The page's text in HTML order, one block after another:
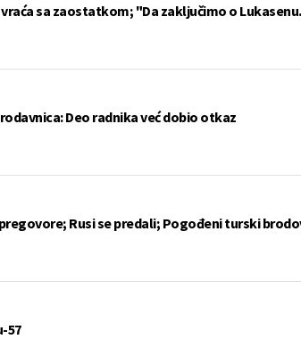
sa zaostatkom; "Da zaključimo o
Deo radnika već dobio otkaz
Rusi se predali; Pogođeni turski
57